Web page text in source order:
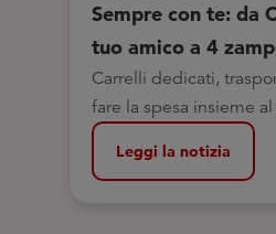
Sempre con te: da
tuo amico a 4
Carrelli dedicati,
fare la spesa insieme
oggi è ancora più
Leggi la notizia